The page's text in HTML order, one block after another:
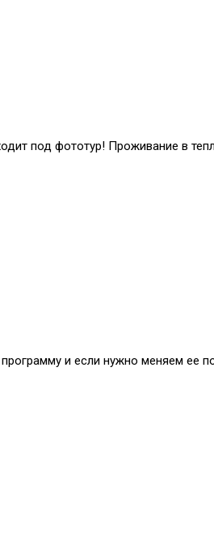
под фототур! Проживание в
и если нужно меняем ее